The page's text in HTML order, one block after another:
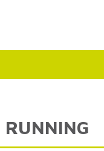
RUNNING